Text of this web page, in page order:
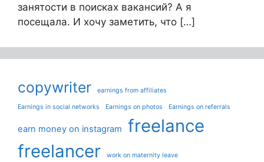
занятости в поисках вакансий? А я
посещала. И хочу заметить, что […]
copywriter earnings from affiliates
Earnings in social networks Earnings on photos Earnings on referrals
earn money on instagram
freelance
freelancer
work on maternity leave